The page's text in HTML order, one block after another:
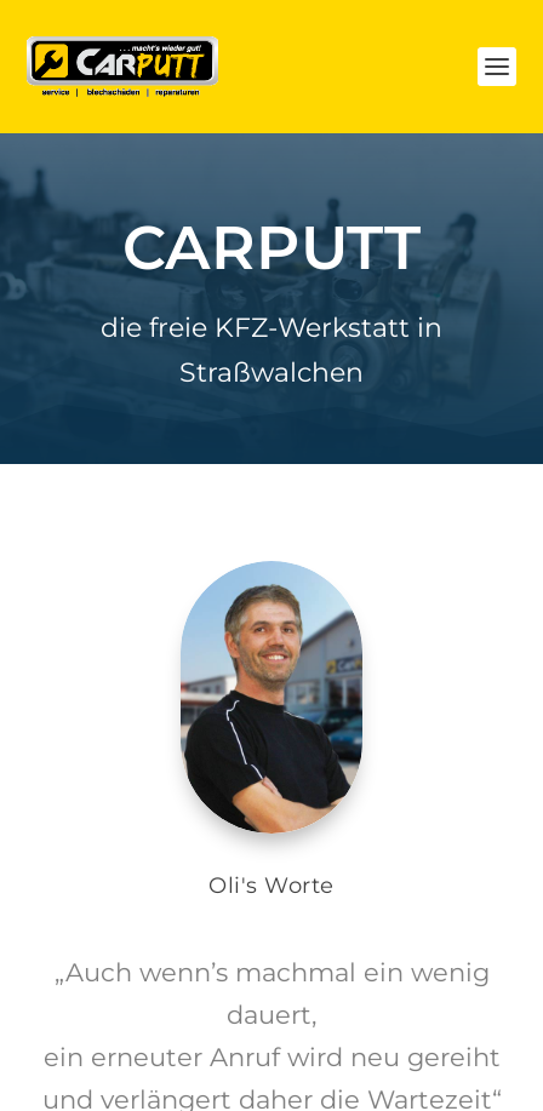
CARPUTT
die freie KFZ-Werkstatt in
Straßwalchen
Oli's Worte
„Auch wenn’s machmal ein wenig
dauert,
ein erneuter Anruf wird neu gereiht
und verlängert daher die Wartezeit“